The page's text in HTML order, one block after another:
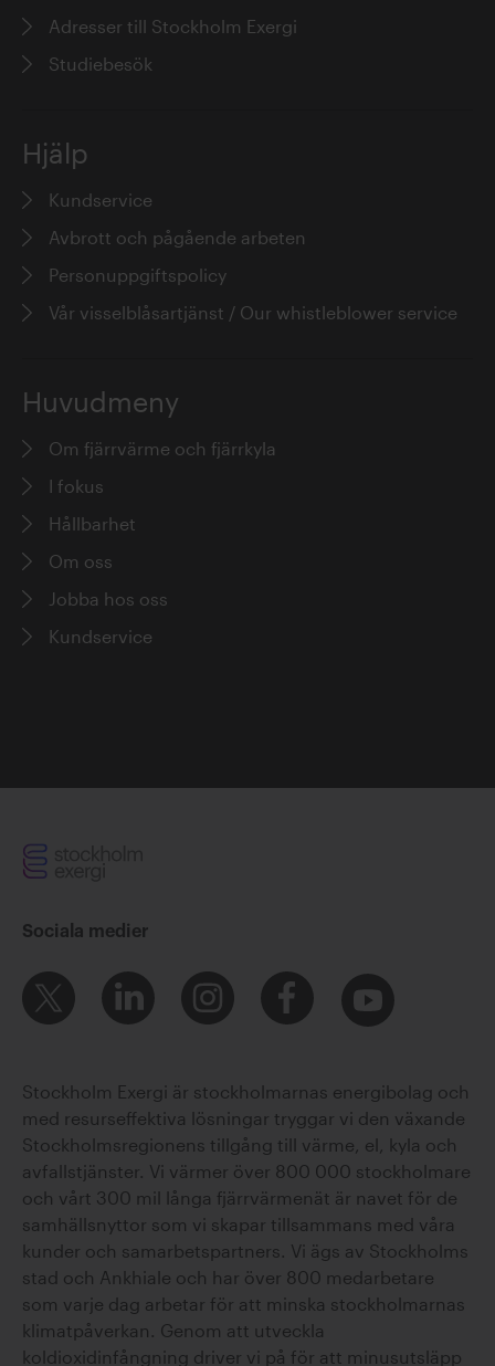
Adresser till Stockholm Exergi
Studiebesök
Hjälp
Kundservice
Avbrott och pågående arbeten
Personuppgiftspolicy
Vår visselblåsartjänst / Our whistleblower service
Huvudmeny
Om fjärrvärme och fjärrkyla
I fokus
Hållbarhet
Om oss
Jobba hos oss
Kundservice
Sociala medier
Stockholm Exergi är stockholmarnas energibolag och
med resurseffektiva lösningar tryggar vi den växande
Stockholmsregionens tillgång till värme, el, kyla och
avfallstjänster. Vi värmer över 800 000 stockholmare
och vårt 300 mil långa fjärrvärmenät är navet för de
samhällsnyttor som vi skapar tillsammans med våra
kunder och samarbetspartners. Vi ägs av Stockholms
stad och Ankhiale och har över 800 medarbetare
som varje dag arbetar för att minska stockholmarnas
klimatpåverkan. Genom att utveckla
koldioxidinfångning driver vi på för att minusutsläpp